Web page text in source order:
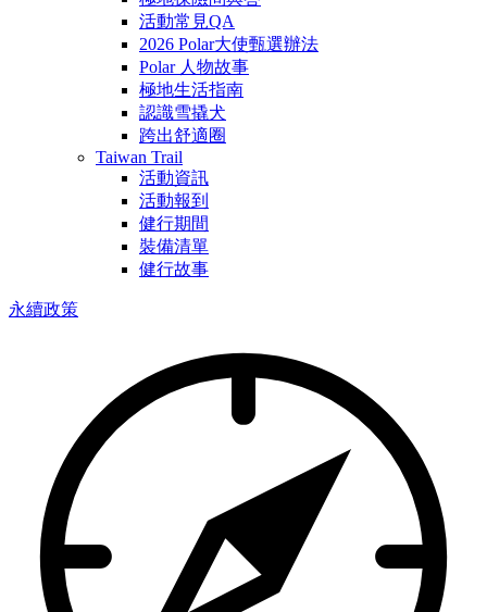
活動常見QA
2026 Polar大使甄選辦法
Polar 人物故事
極地生活指南
認識雪撬犬
跨出舒適圈
Taiwan Trail
活動資訊
活動報到
健行期間
裝備清單
健行故事
永續政策